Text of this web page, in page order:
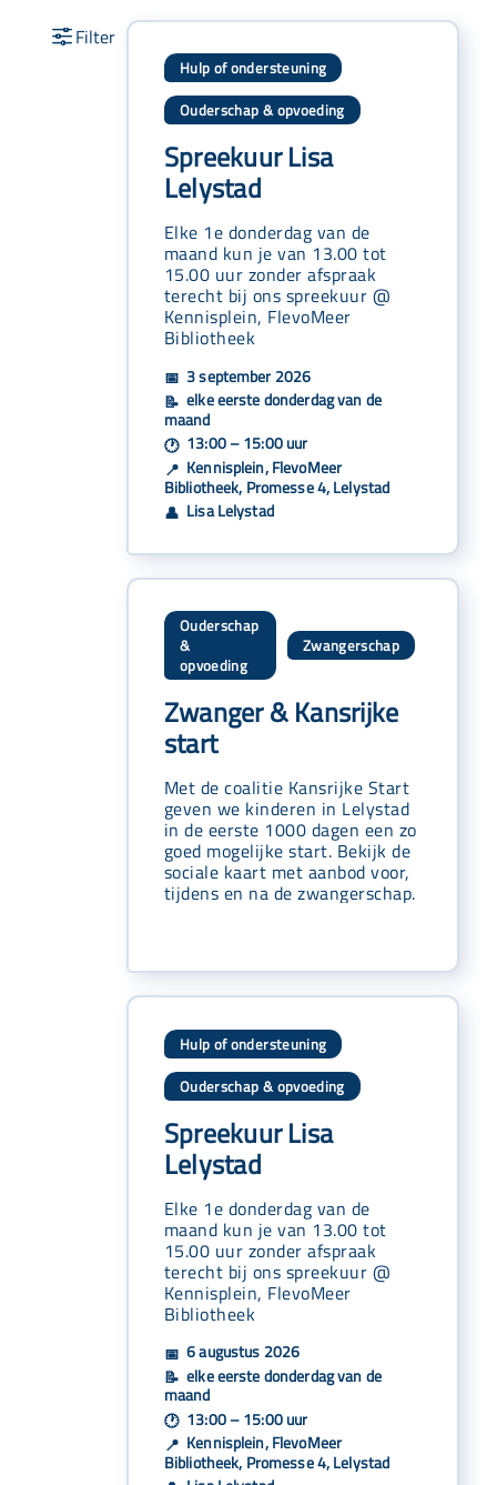
Hulp of ondersteuning
Ouderschap & opvoeding
Spreekuur Lisa
Lelystad
Elke 1e donderdag van de
maand kun je van 13.00 tot
15.00 uur zonder afspraak
terecht bij ons spreekuur @
Kennisplein, FlevoMeer
Bibliotheek
📅 3 september 2026
📝 elke eerste donderdag van de
maand
🕐 13:00 – 15:00 uur
📍 Kennisplein, FlevoMeer
Bibliotheek, Promesse 4, Lelystad
👤 Lisa Lelystad
Ouderschap
&
opvoeding
Zwangerschap
Zwanger & Kansrijke
start
Met de coalitie Kansrijke Start
geven we kinderen in Lelystad
in de eerste 1000 dagen een zo
goed mogelijke start. Bekijk de
sociale kaart met aanbod voor,
tijdens en na de zwangerschap.
Hulp of ondersteuning
Ouderschap & opvoeding
Spreekuur Lisa
Lelystad
Elke 1e donderdag van de
maand kun je van 13.00 tot
15.00 uur zonder afspraak
terecht bij ons spreekuur @
Kennisplein, FlevoMeer
Bibliotheek
📅 6 augustus 2026
📝 elke eerste donderdag van de
maand
🕐 13:00 – 15:00 uur
📍 Kennisplein, FlevoMeer
Bibliotheek, Promesse 4, Lelystad